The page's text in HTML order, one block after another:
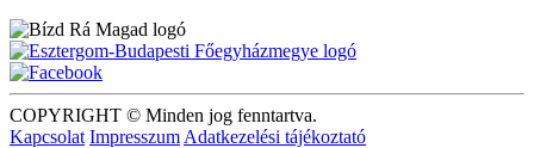
COPYRIGHT © Minden jog fenntartva.
Kapcsolat Impresszum Adatkezelési tájékoztató